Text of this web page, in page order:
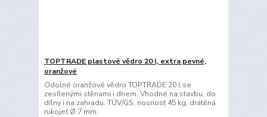
TOPTRADE plastové vědro 20 l, extra pevné,
oranžové
Odolné oranžové vědro TOPTRADE 20 l se
zesílenými stěnami i dnem. Vhodné na stavbu, do
dílny i na zahradu. TÜV/GS, nosnost 45 kg, drátěná
rukojeť Ø 7 mm.